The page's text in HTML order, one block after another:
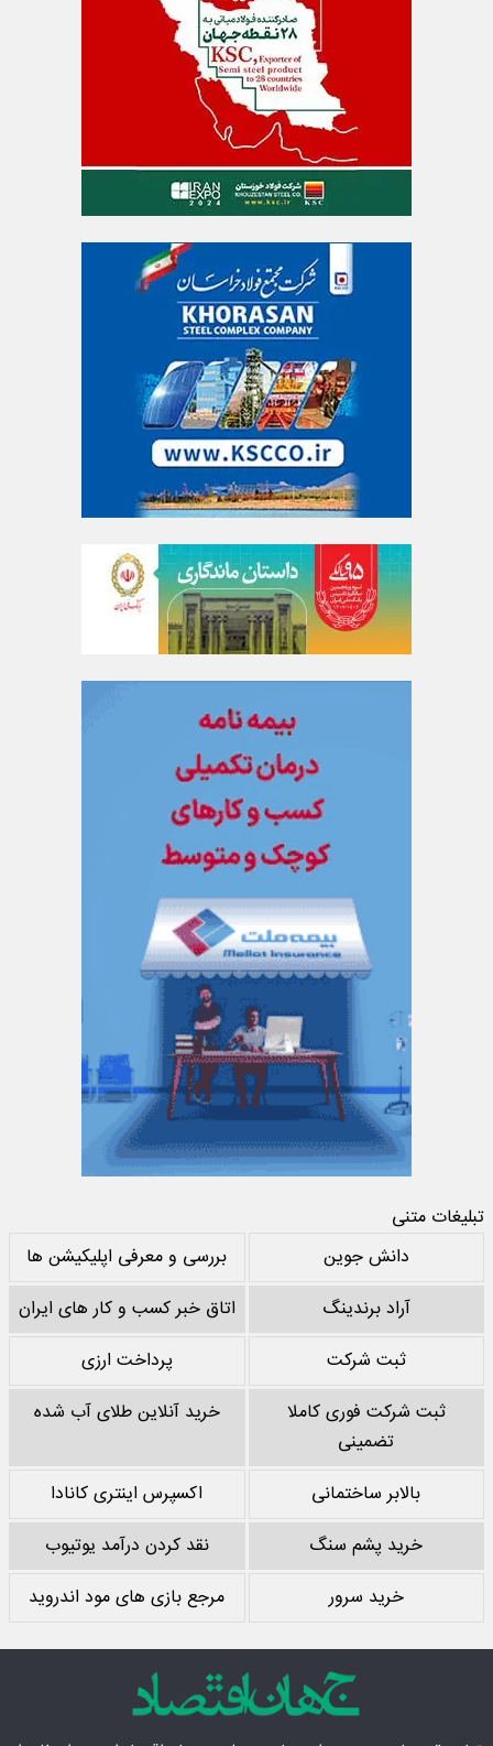
تبلیغات متنی
دانش جوین
بررسی و معرفی اپلیکیشن ها
آراد برندینگ
اتاق خبر کسب و کار های ایران
ثبت شرکت
پرداخت ارزی
ثبت شرکت فوری کاملا
تضمینی
خرید آنلاین طلای آب شده
بالابر ساختمانی
اکسپرس اینتری کانادا
خرید پشم سنگ
نقد کردن درآمد یوتیوب
خرید سرور
مرجع بازی های مود اندروید